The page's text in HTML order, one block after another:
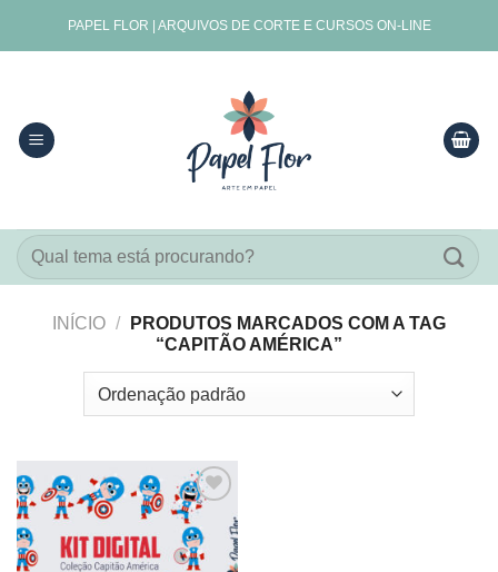
PAPEL FLOR | ARQUIVOS DE CORTE E CURSOS ON-LINE
Pesquisar
por:
INÍCIO /
PRODUTOS MARCADOS COM A TAG
“CAPITÃO AMÉRICA”
Adicionar
aos
meus
desejos